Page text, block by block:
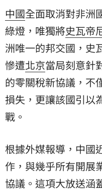
中國全面取消對非洲
綠燈，唯獨將史瓦帝
洲唯一的邦交國，史
慘遭北京當局刻意針
的零關稅新協議，不
損失，更讓該國引以
戰。
根據外媒報導，中國
作，與幾乎所有開展
協議。這項大放送涵